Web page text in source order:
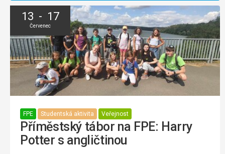
13 - 17
Červenec
FPE Studentská aktivita Veřejnost
Příměstský tábor na FPE: Harry
Potter s angličtinou